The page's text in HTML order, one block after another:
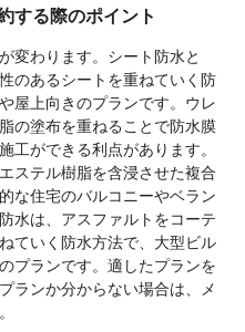
する際のポイント
変わります。シート防水と
のあるシートを重ねていく防
屋上向きのプランです。ウレ
の塗布を重ねることで防水膜
工ができる利点があります。
ステル樹脂を含浸させた複合
な住宅のバルコニーやベラン
水は、アスファルトをコーテ
ていく防水方法で、大型ビル
プランです。適したプランを
ランか分からない場合は、メ